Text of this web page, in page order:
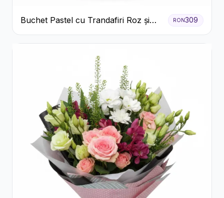
Buchet Pastel cu Trandafiri Roz și
Albi
RON309